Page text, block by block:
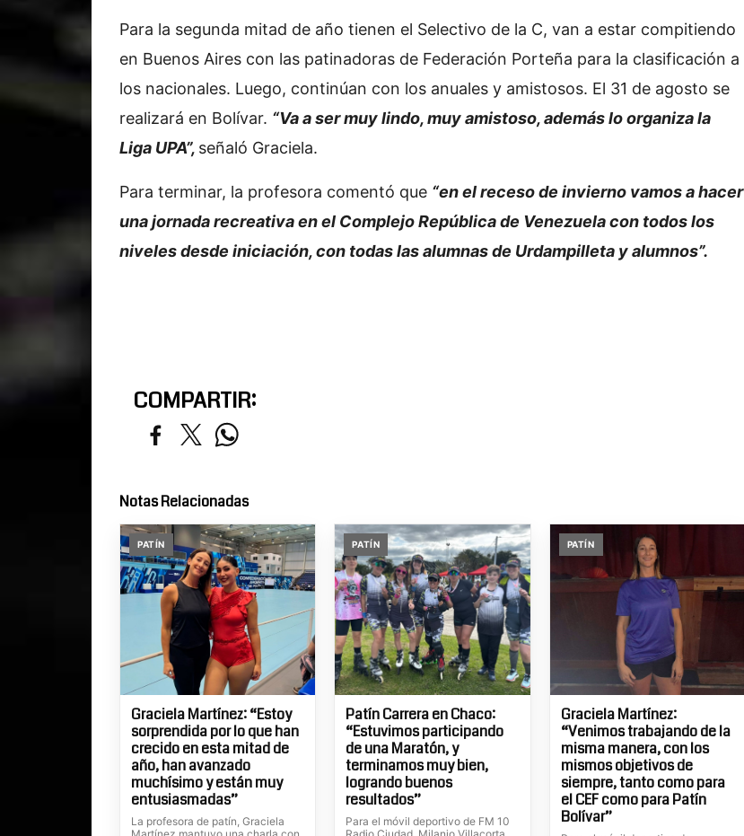
Para la segunda mitad de año tienen el Selectivo de la C, van a estar compitiendo
en Buenos Aires con las patinadoras de Federación Porteña para la clasificación a
los nacionales. Luego, continúan con los anuales y amistosos. El 31 de agosto se
realizará en Bolívar. “Va a ser muy lindo, muy amistoso, además lo organiza la
Liga UPA”, señaló Graciela.
Para terminar, la profesora comentó que “en el receso de invierno vamos a hacer
una jornada recreativa en el Complejo República de Venezuela con todos los
niveles desde iniciación, con todas las alumnas de Urdampilleta y alumnos”.
COMPARTIR:
Notas Relacionadas
PATÍN
Graciela Martínez: “Estoy
sorprendida por lo que han
crecido en esta mitad de
año, han avanzado
muchísimo y están muy
entusiasmadas”
La profesora de patín, Graciela
PATÍN
Patín Carrera en Chaco:
“Estuvimos participando
de una Maratón, y
terminamos muy bien,
logrando buenos
resultados”
Para el móvil deportivo de FM 10
PATÍN
Graciela Martínez:
“Venimos trabajando de la
misma manera, con los
mismos objetivos de
siempre, tanto como para
el CEF como para Patín
Bolívar”